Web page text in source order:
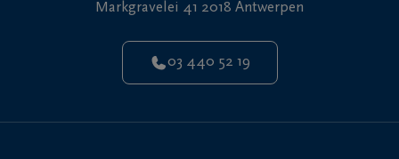
Markgravelei 41 2018 Antwerpen
03 440 52 19